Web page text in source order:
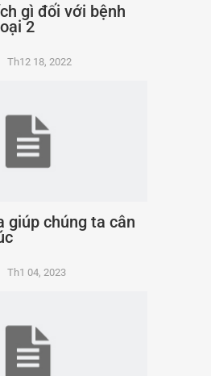
gì đối với bệnh
2
Th12 18, 2022
giúp chúng ta cân
Th1 04, 2023